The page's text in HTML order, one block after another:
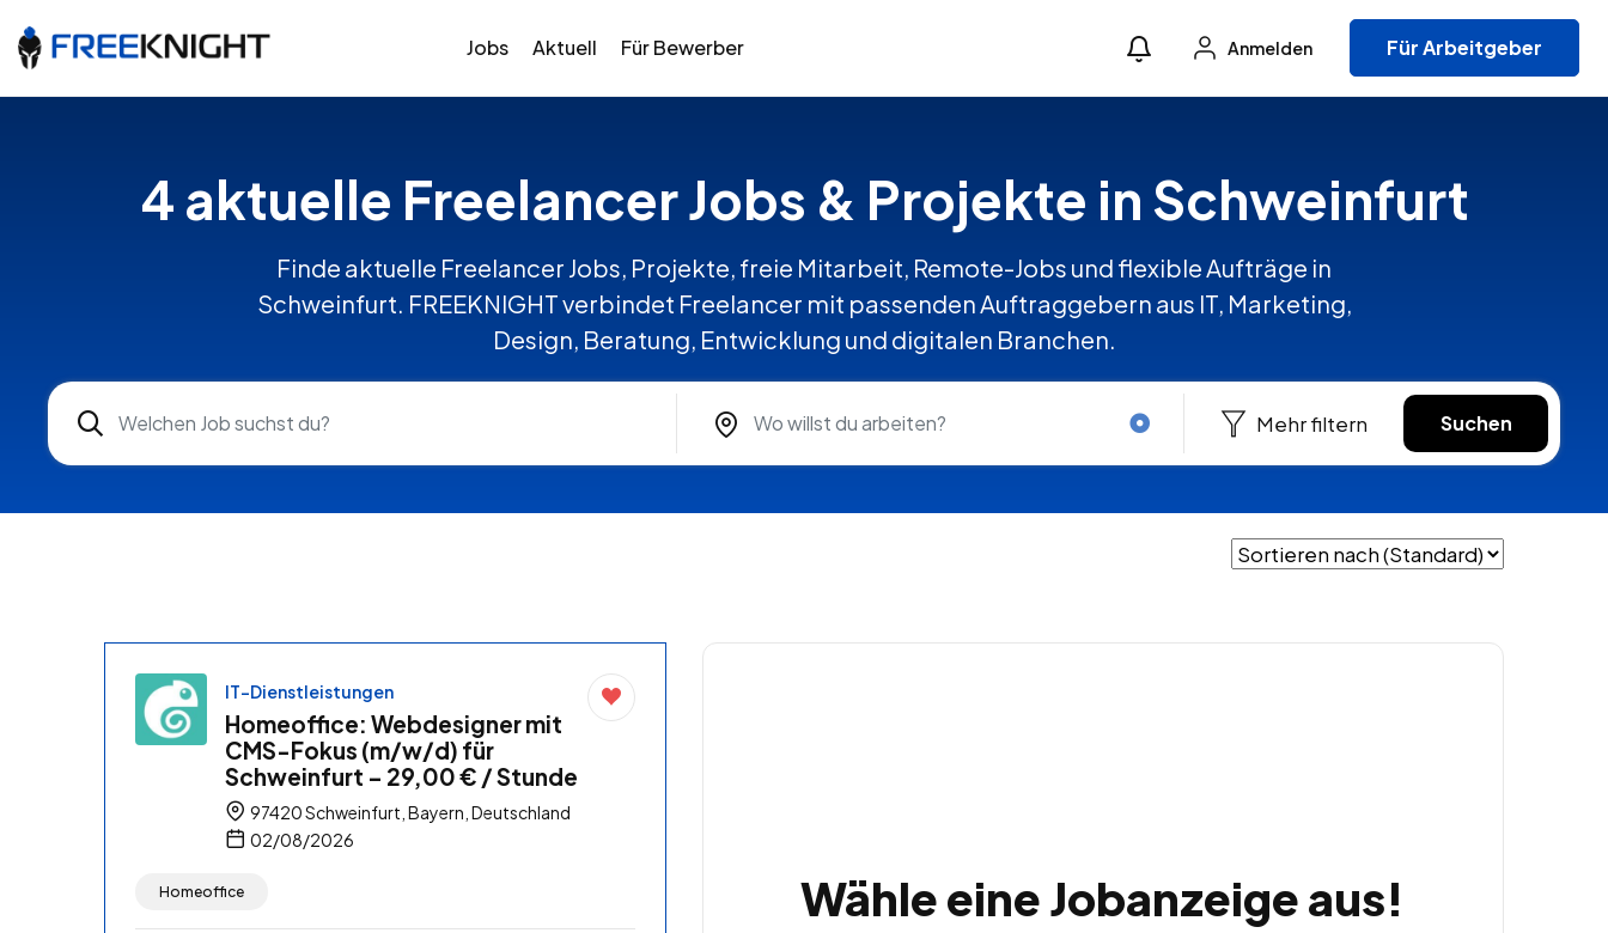
Jobs Aktuell Für Bewerber Anmelden Für Arbeitgeber
4 aktuelle Freelancer Jobs & Projekte in Schweinfurt
Finde aktuelle Freelancer Jobs, Projekte, freie Mitarbeit, Remote-Jobs und flexible Aufträge in
Schweinfurt. FREEKNIGHT verbindet Freelancer mit passenden Auftraggebern aus IT, Marketing,
Design, Beratung, Entwicklung und digitalen Branchen.
Mehr filtern Suchen
IT-Dienstleistungen
Homeoffice: Webdesigner mit
CMS-Fokus (m/w/d) für
Schweinfurt – 29,00 € / Stunde
97420 Schweinfurt, Bayern, Deutschland
02/08/2026
Homeoffice Wähle eine Jobanzeige aus!